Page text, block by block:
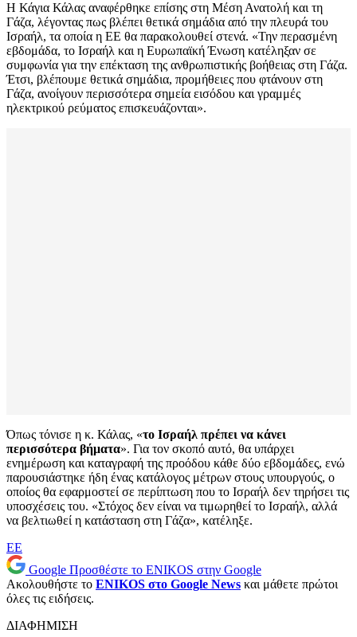
Η Κάγια Κάλας αναφέρθηκε επίσης στη Μέση Ανατολή και τη
Γάζα, λέγοντας πως βλέπει θετικά σημάδια από την πλευρά του
Ισραήλ, τα οποία η ΕΕ θα παρακολουθεί στενά. «Την περασμένη
εβδομάδα, το Ισραήλ και η Ευρωπαϊκή Ένωση κατέληξαν σε
συμφωνία για την επέκταση της ανθρωπιστικής βοήθειας στη Γάζα.
Έτσι, βλέπουμε θετικά σημάδια, προμήθειες που φτάνουν στη
Γάζα, ανοίγουν περισσότερα σημεία εισόδου και γραμμές
ηλεκτρικού ρεύματος επισκευάζονται».
Όπως τόνισε η κ. Κάλας, «το Ισραήλ πρέπει να κάνει
περισσότερα βήματα». Για τον σκοπό αυτό, θα υπάρχει
ενημέρωση και καταγραφή της προόδου κάθε δύο εβδομάδες, ενώ
παρουσιάστηκε ήδη ένας κατάλογος μέτρων στους υπουργούς, ο
οποίος θα εφαρμοστεί σε περίπτωση που το Ισραήλ δεν τηρήσει τις
υποσχέσεις του. «Στόχος δεν είναι να τιμωρηθεί το Ισραήλ, αλλά
να βελτιωθεί η κατάσταση στη Γάζα», κατέληξε.
ΕΕ
Google Προσθέστε το ENIKOS στην Google
Ακολουθήστε το ENIKOS στο Google News και μάθετε πρώτοι
όλες τις ειδήσεις.
ΔΙΑΦΗΜΙΣΗ